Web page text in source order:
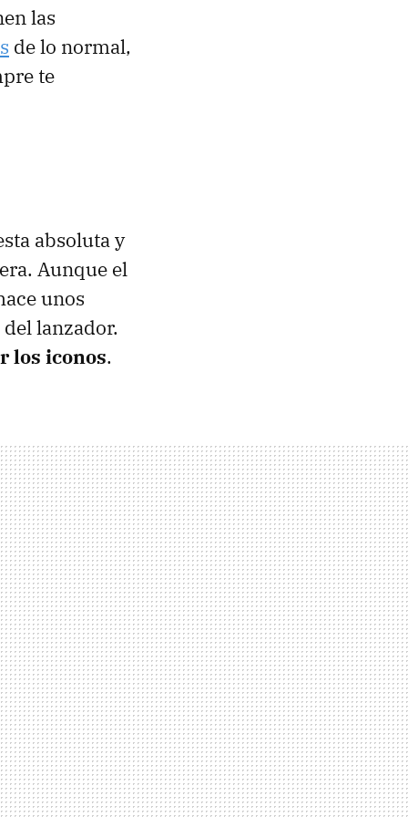
las
de lo normal,
te
absoluta y
Aunque el
unos
lanzador.
los iconos.